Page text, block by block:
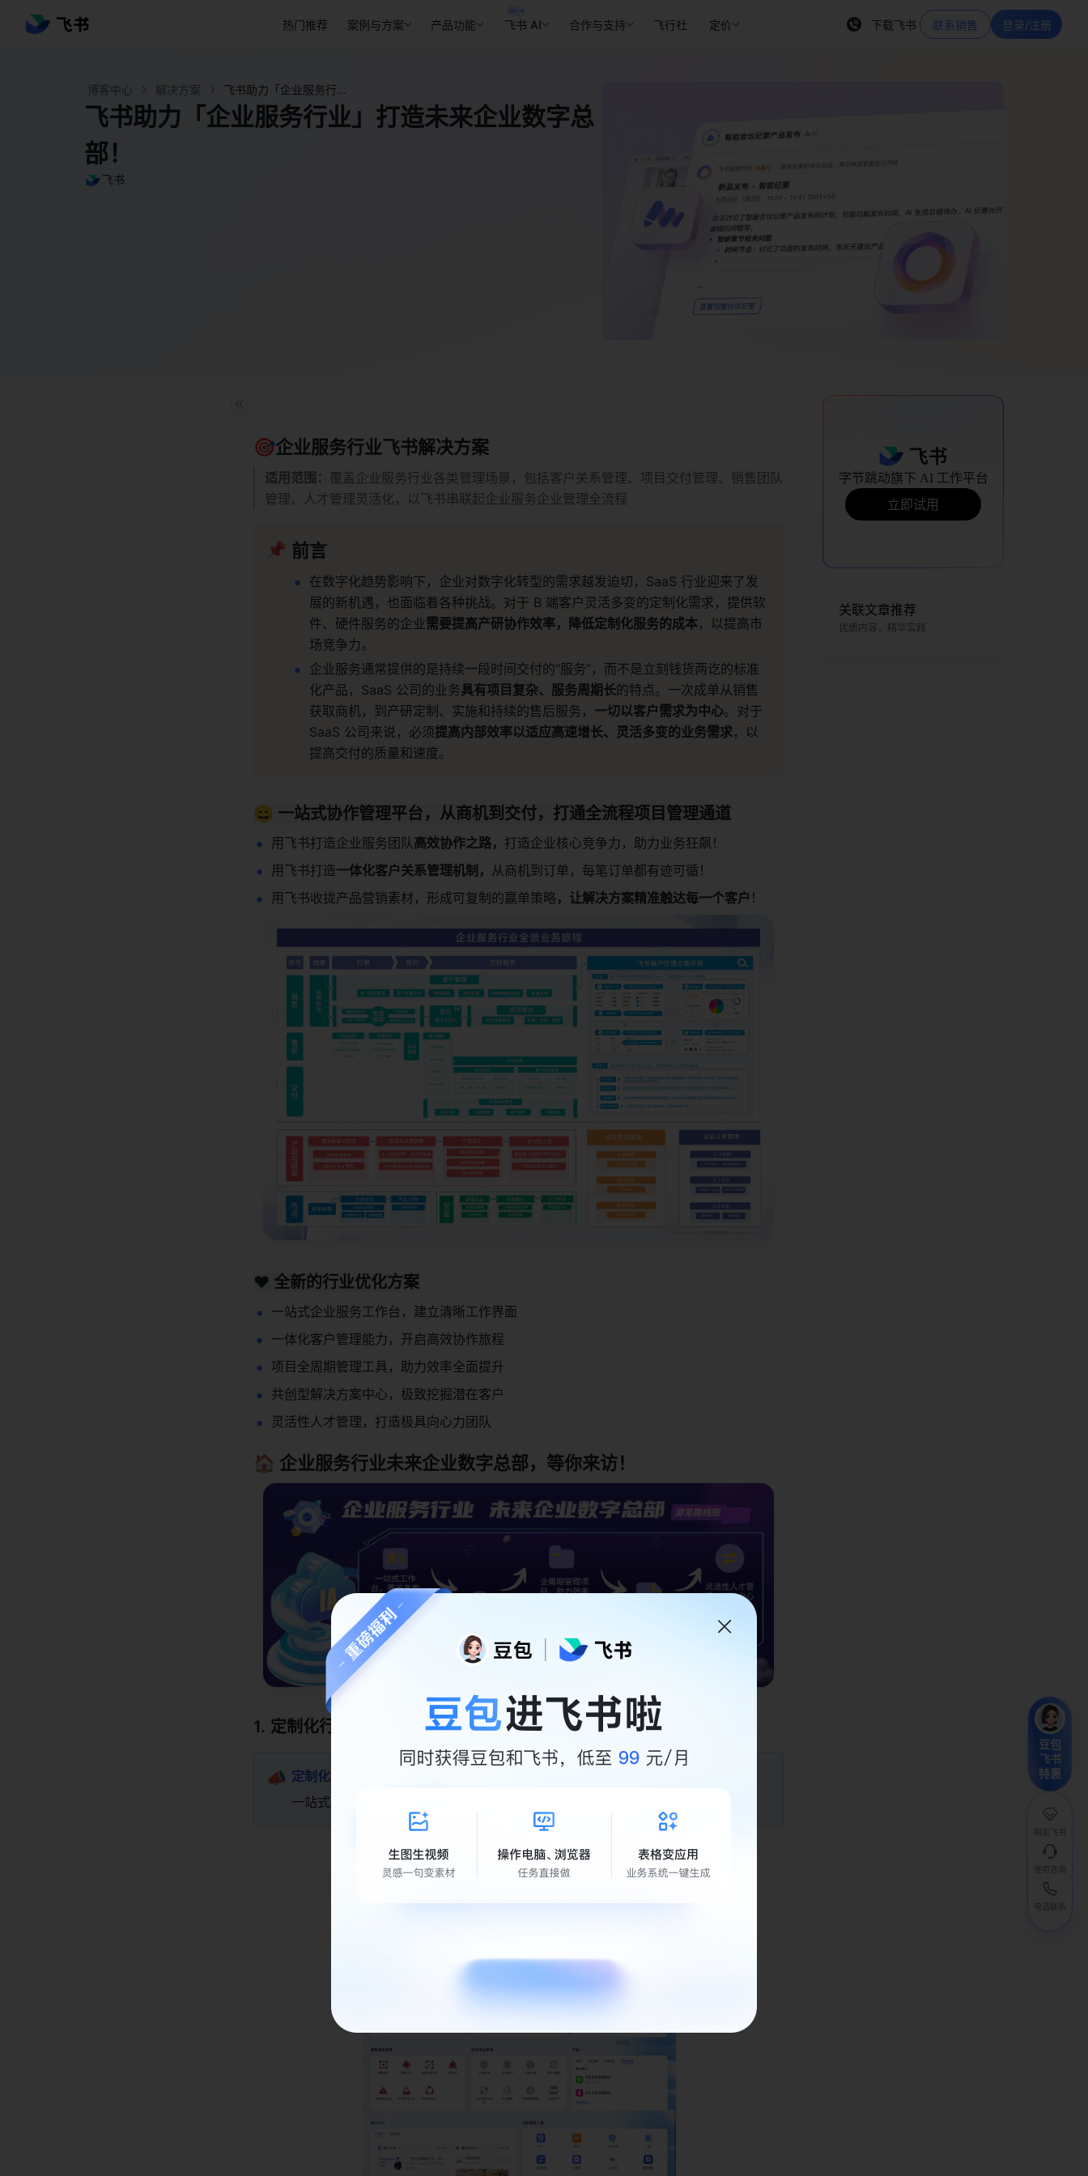
热门推荐 案例与方案 产品功能 飞书 AI 合作与支持 飞行社 定价 下载飞书 联系销售 登录/注册
博客中心 解决方案 飞书助力「企业服务行业」打造未来企业数字总部！ -飞书官网
飞书助力「企业服务行业」打造未来企业数字总
部！
飞书
🎯企业服务行业飞书解决方案
适用范围： 覆盖企业服务行业各类管理场景，包括客户关系管理、项目交付管理、销售团队
管理、人才管理灵活化，以飞书串联起企业服务企业管理全流程
📌 前言
在数字化趋势影响下，企业对数字化转型的需求越发迫切，SaaS 行业迎来了发
展的新机遇，也面临着各种挑战。对于 B 端客户灵活多变的定制化需求，提供软
件、硬件服务的企业需要提高产研协作效率，降低定制化服务的成本，以提高市
场竞争力。
企业服务通常提供的是持续一段时间交付的“服务”，而不是立刻钱货两讫的标准
化产品，SaaS 公司的业务具有项目复杂、服务周期长的特点。一次成单从销售
获取商机，到产研定制、实施和持续的售后服务， 一切以客户需求为中心。对于
SaaS 公司来说，必须提高内部效率以适应高速增长、灵活多变的业务需求，以
提高交付的质量和速度。
😄 一站式协作管理平台，从商机到交付，打通全流程项目管理通道
用飞书打造企业服务团队 高效协作之路， 打造企业核心竞争力，助力业务狂飙！
用飞书打造一体化客户关系管理机制， 从商机到订单，每笔订单都有迹可循！
用飞书收拢产品营销素材，形成可复制的赢单策略 ，让解决方案精准触达每一个客户 ！
❤️ 全新的行业优化方案
一站式企业服务工作台，建立清晰工作界面
一体化客户管理能力，开启高效协作旅程
项目全周期管理工具，助力效率全面提升
共创型解决方案中心，极致挖掘潜在客户
灵活性人才管理，打造极具向心力团队
🏠 企业服务行业未来企业数字总部，等你来访！
定制化行业一站式工作台
📣 定制化工作台
一站式收拢所有工作需求，以工具规范工作流程，降低各岗位学习成本
企业专属定制化工作台，千人千面定制清晰工作界面👇
字节跳动旗下 AI 工作平台
立即试用
关联文章推荐
优质内容，精华实践
豆包
飞书
特惠
购买飞书
使用咨询
电话联系